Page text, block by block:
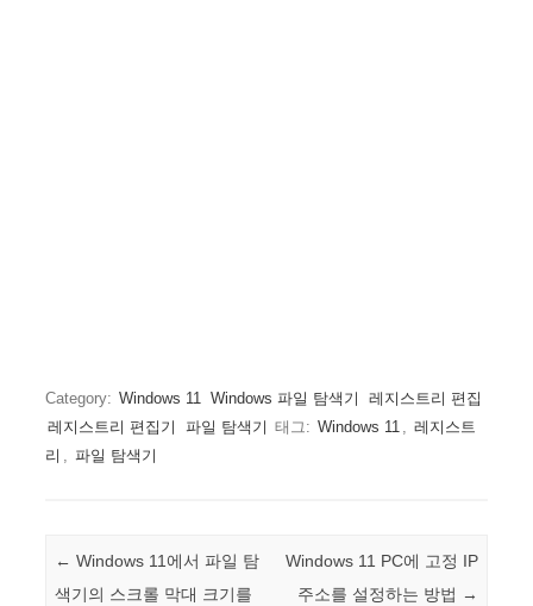
Category: Windows 11 Windows 파일 탐색기
레지스트리 편집
레지스트리 편집기
파일 탐색기 태그: Windows 11 , 레지스트
리 , 파일 탐색기
Post navigation
← Windows 11에서 파일 탐
색기의 스크롤 막대 크기를
Windows 11 PC에 고정 IP
주소를 설정하는 방법 →